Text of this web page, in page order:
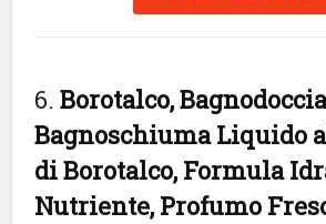
6.Borotalco,
Bagnoschiuma Liquido
di Borotalco, Formula
Nutriente, Profumo